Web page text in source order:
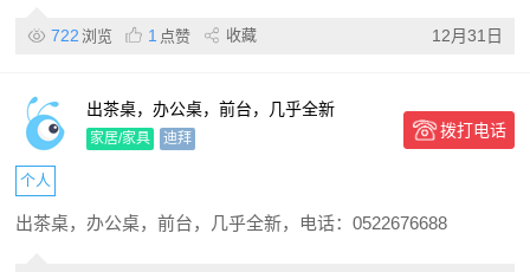
722 浏览 1 点赞 收藏 12月31日
出茶桌，办公桌，前台，几乎全新
家居/家具 迪拜 拨打电话
个人
出茶桌，办公桌，前台，几乎全新，电话：0522676688